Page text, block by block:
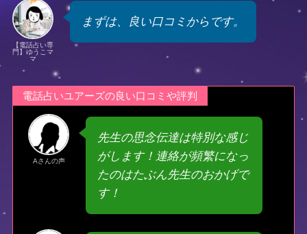
【電話占い専
門】ゆうこマ
マ
まずは、良い口コミからです。
電話占いユアーズの良い口コミや評判
Aさんの声
先生の思念伝達は特別な感じ
がします！連絡が頻繁になっ
たのはたぶん先生のおかげで
す！